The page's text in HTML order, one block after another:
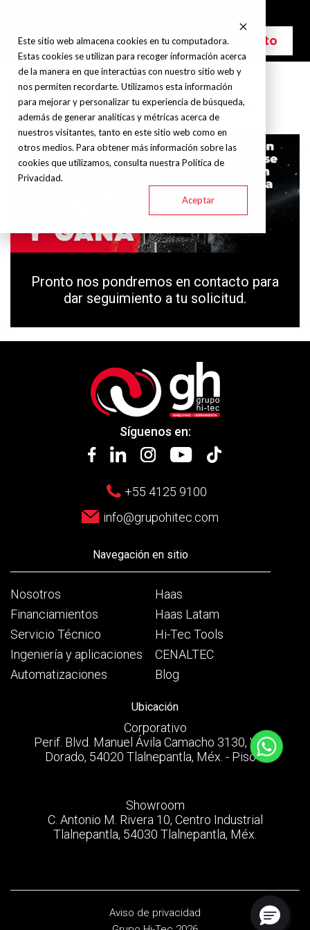
Este sitio web almacena cookies en tu computadora.
Estas cookies se utilizan para recoger información acerca
de la manera en que interactúas con nuestro sitio web y
nos permiten recordarte. Utilizamos esta información
para mejorar y personalizar tu experiencia de búsqueda,
además de generar analíticas y métricas acerca de
nuestros visitantes, tanto en este sitio web como en
otros medios. Para obtener más información sobre las
cookies que utilizamos, consulta nuestra Política de
Privacidad.
Aceptar
Contacto
Pronto nos pondremos en contacto para
dar seguimiento a tu solicitud.
Síguenos en:
+55 4125 9100
info@grupohitec.com
Navegación en sitio
Nosotros
Financiamientos
Servicio Técnico
Ingeniería y aplicaciones
Automatizaciones
Haas
Haas Latam
Hi-Tec Tools
CENALTEC
Blog
Ubicación
Corporativo
Perif. Blvd. Manuel Ávila Camacho 3130, Valle
Dorado, 54020 Tlalnepantla, Méx. - Piso 8
Showroom
C. Antonio M. Rivera 10, Centro Industrial
Tlalnepantla, 54030 Tlalnepantla, Méx.
Aviso de privacidad